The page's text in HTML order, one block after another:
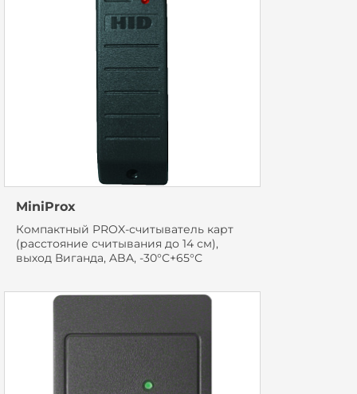
MiniProx
Компактный PROX-считыватель карт
(расстояние считывания до 14 см),
выход Виганда, ABA, -30°С+65°С